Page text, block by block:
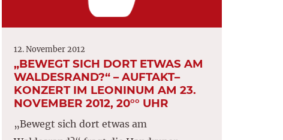
12. November 2012
„BEWEGT SICH DORT ETWAS AM
WALDESRAND?“ – AUFTAKT–
KONZERT IM LEONINUM AM 23.
NOVEMBER 2012, 20°° UHR
„Bewegt sich dort etwas am